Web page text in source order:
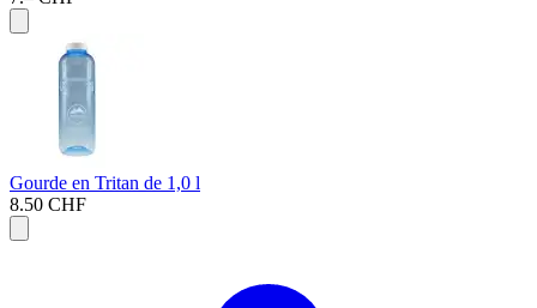
Gourde en Tritan de 1,0 l
8.50 CHF